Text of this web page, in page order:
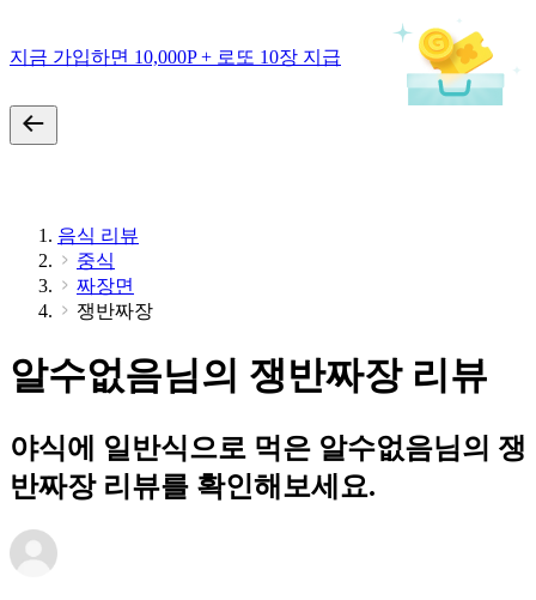
지금 가입하면 10,000P + 로또 10장 지급
음식 리뷰
중식
짜장면
쟁반짜장
알수없음님의 쟁반짜장 리뷰
야식에 일반식으로 먹은 알수없음님의 쟁
반짜장 리뷰를 확인해보세요.